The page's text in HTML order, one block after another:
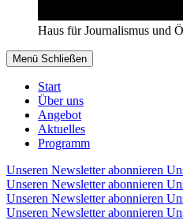
Haus für Journalismus und
Menü Schließen
Start
Über uns
Angebot
Aktuelles
Programm
Unseren Newsletter abonnieren
Unseren Newsletter abonnieren
Unseren Newsletter abonnieren
Unseren Newsletter abonnieren